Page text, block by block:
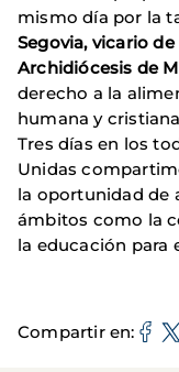
mismo día por la
Segovia, vicario
Archidiócesis de
derecho a la
humana y
Tres días en los
Unidas
la oportunidad de
ámbitos como la
la educación para
Compartir en